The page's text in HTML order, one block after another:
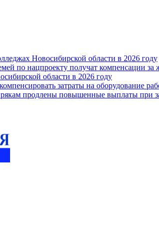
Новосибирской области в 2026 году
по нацпроекту получат компенсации
области в 2026 году
затраты на оборудование
продлены повышенные выплаты при